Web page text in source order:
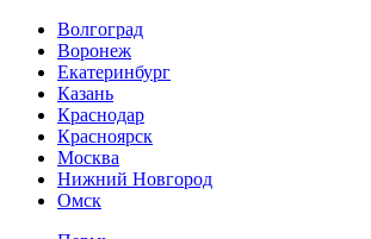
Волгоград
Воронеж
Екатеринбург
Казань
Краснодар
Красноярск
Москва
Нижний Новгород
Омск